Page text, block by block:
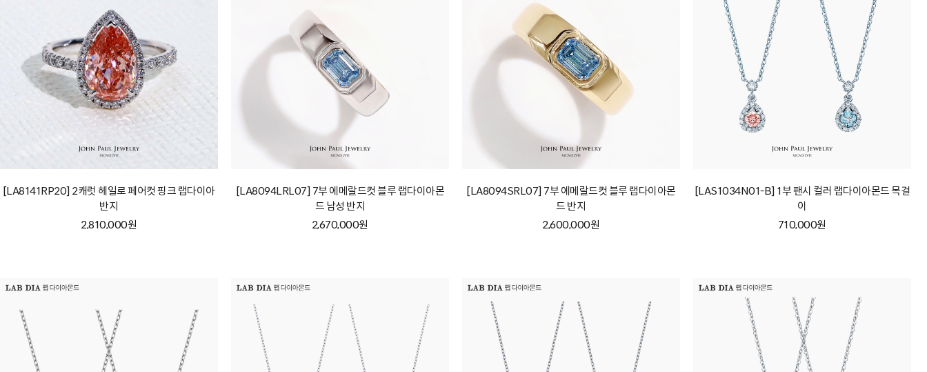
[LA8141RP20] 2캐럿 헤일로 페어컷 핑크 랩다이아
반지
2,810,000원
[LA8094LRL07] 7부 에메랄드컷 블루 랩다이아몬
드 남성 반지
2,670,000원
[LA8094SRL07] 7부 에메랄드컷 블루 랩다이아몬
드 반지
2,600,000원
[LAS1034N01-B] 1부 팬시 컬러 랩다이아몬드 목걸
이
710,000원